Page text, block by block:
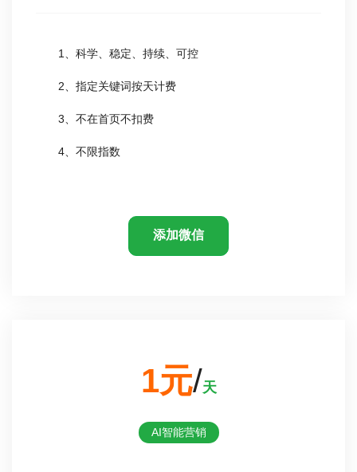
1、科学、稳定、持续、可控
2、指定关键词按天计费
3、不在首页不扣费
4、不限指数
添加微信
1元/天
AI智能营销